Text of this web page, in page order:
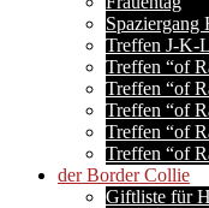
Spaziergang
Treffen J-K-
Treffen “of
Treffen “of
Treffen “of
Treffen “of
Treffen “of
der Border Collie
Giftliste für